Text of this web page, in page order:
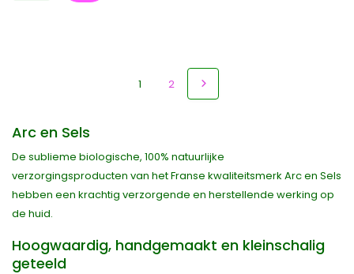
1 2
Arc en Sels
De sublieme biologische, 100% natuurlijke
verzorgingsproducten van het Franse kwaliteitsmerk Arc en Sels
hebben een krachtig verzorgende en herstellende werking op
de huid.
Hoogwaardig, handgemaakt en kleinschalig
geteeld